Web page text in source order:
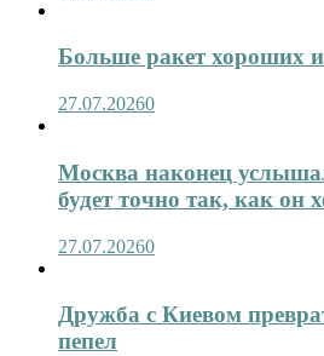
Больше ракет хороших
27.07.20260
Москва наконец
будет точно так, как он
27.07.20260
Дружба с Киевом
пепел